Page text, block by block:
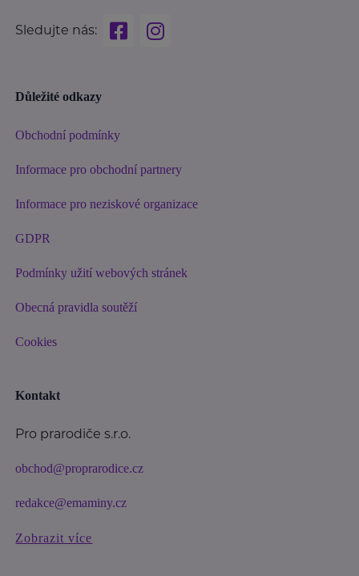
Sledujte nás:
Důležité odkazy
Obchodní podmínky
Informace pro obchodní partnery
Informace pro neziskové organizace
GDPR
Podmínky užití webových stránek
Obecná pravidla soutěží
Cookies
Kontakt
Pro prarodiče s.r.o.
obchod@proprarodice.cz
redakce@emaminy.cz
Zobrazit více